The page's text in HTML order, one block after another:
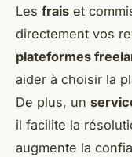
Les frais et
directement vos
plateformes
aider à choisir la
De plus, un
il facilite la
augmente la